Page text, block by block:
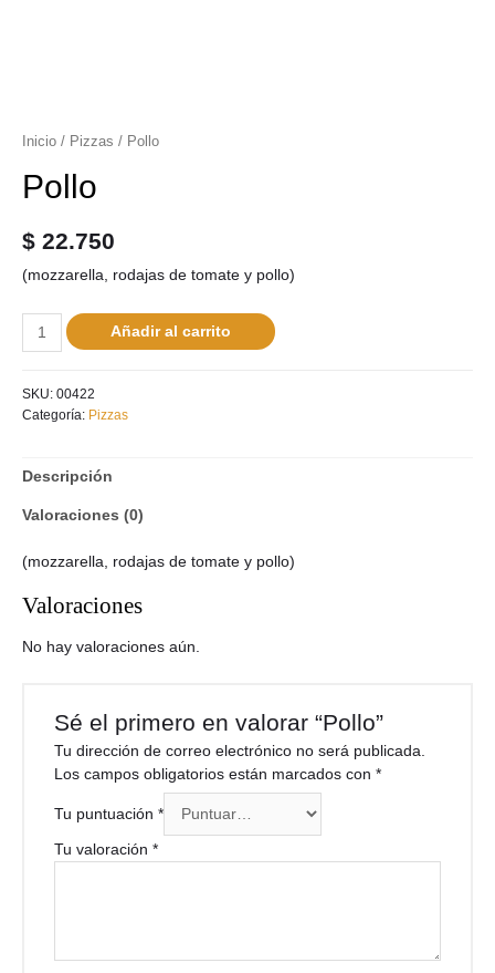
Inicio / Pizzas / Pollo
Pollo
$ 22.750
(mozzarella, rodajas de tomate y pollo)
Añadir al carrito
SKU: 00422
Categoría: Pizzas
Descripción
Valoraciones (0)
(mozzarella, rodajas de tomate y pollo)
Valoraciones
No hay valoraciones aún.
Sé el primero en valorar “Pollo”
Tu dirección de correo electrónico no será publicada.
Los campos obligatorios están marcados con*
Tu puntuación*
Tu valoración*